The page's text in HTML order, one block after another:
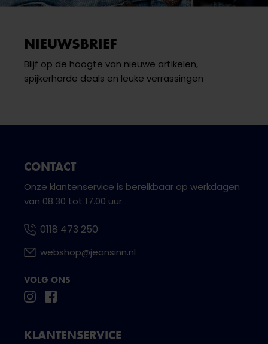
NIEUWSBRIEF
Blijf op de hoogte van nieuwe artikelen,
spijkerharde deals en leuke verrassingen
CONTACT
Onze klantenservice is bereikbaar op werkdagen
van 08.30 tot 17.00 uur.
0118 473 250
webshop@jeansinn.nl
VOLG ONS
KLANTENSERVICE